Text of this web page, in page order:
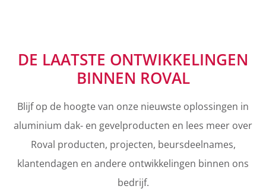
DE LAATSTE ONTWIKKELINGEN
BINNEN ROVAL
Blijf op de hoogte van onze nieuwste oplossingen in
aluminium dak- en gevelproducten en lees meer over
Roval producten, projecten, beursdeelnames,
klantendagen en andere ontwikkelingen binnen ons
bedrijf.